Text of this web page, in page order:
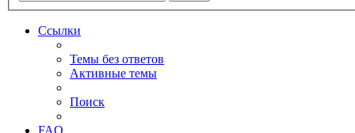
Ссылки
Темы без ответов
Активные темы
Поиск
FAQ